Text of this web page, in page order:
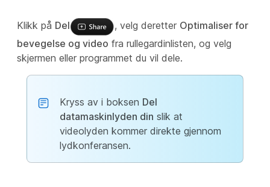
Klikk på Del , velg deretter Optimaliser for
bevegelse og video fra rullegardinlisten, og velg
skjermen eller programmet du vil dele.
Kryss av i boksen Del
datamaskinlyden din slik at
videolyden kommer direkte gjennom
lydkonferansen.